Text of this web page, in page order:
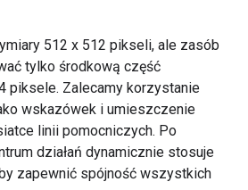
512 x 512 pikseli, ale zasób
tylko środkową część
piksele. Zalecamy korzystanie
wskazówek i umieszczenie
linii pomocniczych. Po
działań dynamicznie stosuje
zapewnić spójność wszystkich